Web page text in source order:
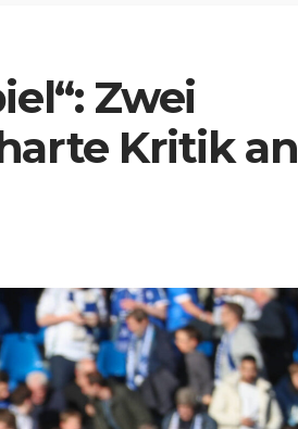
Zwei
Kritik an